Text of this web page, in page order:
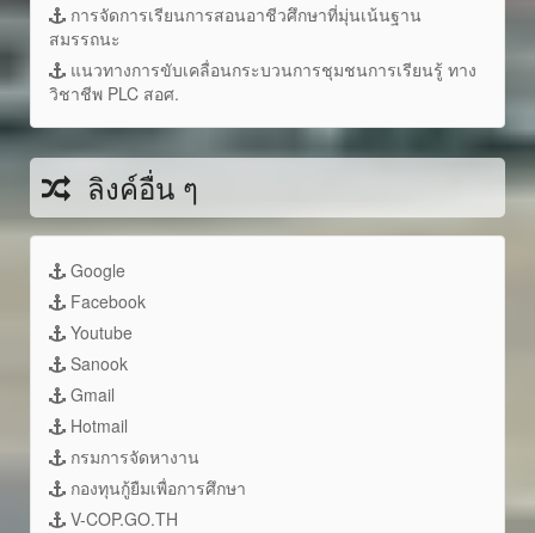
การจัดการเรียนการสอนอาชีวศึกษาที่มุ่นเน้นฐาน
สมรรถนะ
แนวทางการขับเคลื่อนกระบวนการชุมชนการเรียนรู้ ทาง
วิชาชีพ PLC สอศ.
ลิงค์อื่น ๆ
Google
Facebook
Youtube
Sanook
Gmail
Hotmail
กรมการจัดหางาน
กองทุนกู้ยืมเพื่อการศึกษา
V-COP.GO.TH